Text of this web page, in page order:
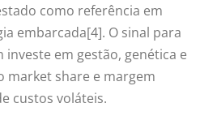
como referência em
embarcada[4]. O sinal para
em gestão, genética e
market share e margem
custos voláteis.